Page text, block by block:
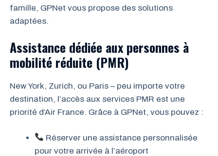
famille, GPNet vous propose des solutions
adaptées.
Assistance dédiée aux personnes à
mobilité réduite (PMR)
New York, Zurich, ou Paris – peu importe votre
destination, l’accès aux services PMR est une
priorité d’Air France. Grâce à GPNet, vous pouvez :
Réserver une assistance personnalisée
pour votre arrivée à l’aéroport